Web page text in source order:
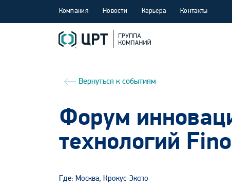
Компания Новости Карьера Контакты
Вернуться к событиям
Форум
технологий
Где: Москва, Крокус-Экспо